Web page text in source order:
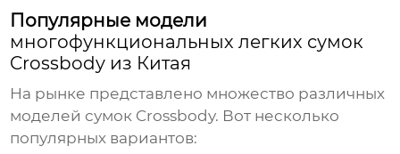
Популярные модели
многофункциональных легких сумок
Crossbody из Китая
На рынке представлено множество различных
моделей сумок Crossbody. Вот несколько
популярных вариантов: